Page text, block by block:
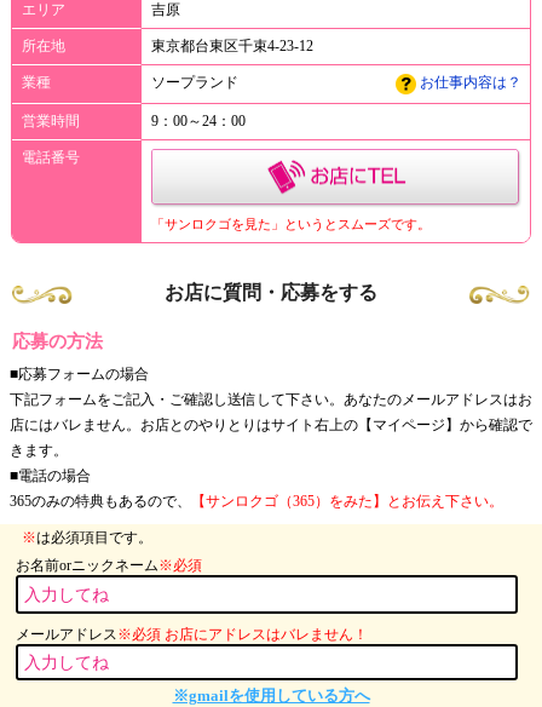
エリア 吉原
所在地 東京都台東区千束4-23-12
業種 ソープランド お仕事内容は？
営業時間 9：00～24：00
電話番号
「サンロクゴを見た」というとスムーズです。
お店に質問・応募をする
応募の方法
■応募フォームの場合
下記フォームをご記入・ご確認し送信して下さい。あなたのメールアドレスはお
店にはバレません。お店とのやりとりはサイト右上の【マイページ】から確認で
きます。
■電話の場合
365のみの特典もあるので、
【サンロクゴ（365）をみた】とお伝え下さい。
※は必須項目です。
お名前orニックネーム※必須
メールアドレス※必須 お店にアドレスはバレません！
※gmailを使用している方へ